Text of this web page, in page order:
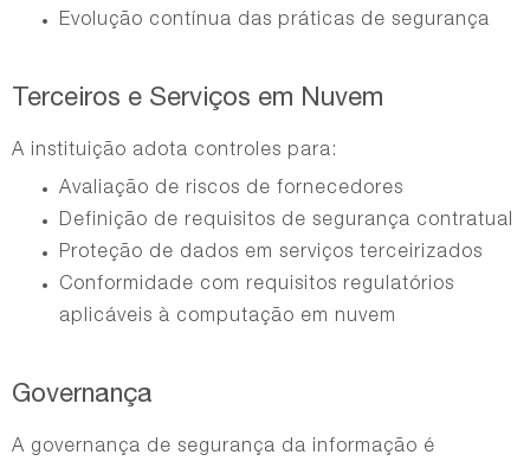
Evolução contínua das práticas de segurança
Terceiros e Serviços em Nuvem
A instituição adota controles para:
Avaliação de riscos de fornecedores
Definição de requisitos de segurança contratual
Proteção de dados em serviços terceirizados
Conformidade com requisitos regulatórios
aplicáveis à computação em nuvem
Governança
A governança de segurança da informação é